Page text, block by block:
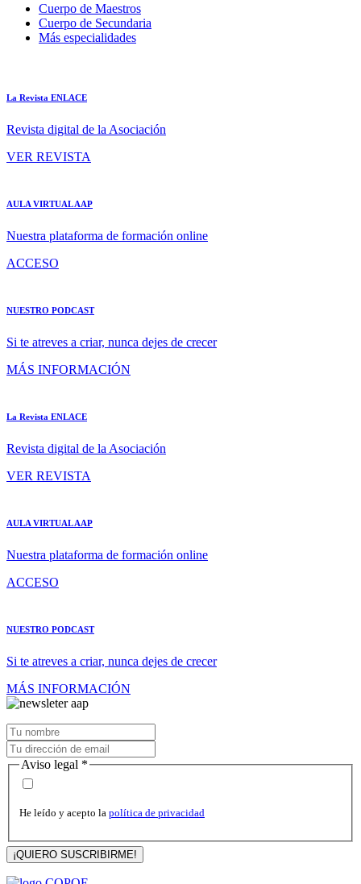
Cuerpo de Maestros
Cuerpo de Secundaria
Más especialidades
La Revista ENLACE
Revista digital de la Asociación
VER REVISTA
AULA VIRTUAL AAP
Nuestra plataforma de formación online
ACCESO
NUESTRO PODCAST
Si te atreves a criar, nunca dejes de crecer
MÁS INFORMACIÓN
La Revista ENLACE
Revista digital de la Asociación
VER REVISTA
AULA VIRTUAL AAP
Nuestra plataforma de formación online
ACCESO
NUESTRO PODCAST
Si te atreves a criar, nunca dejes de crecer
MÁS INFORMACIÓN
Aviso legal *
He leído y acepto la política de privacidad
¡QUIERO SUSCRIBIRME!